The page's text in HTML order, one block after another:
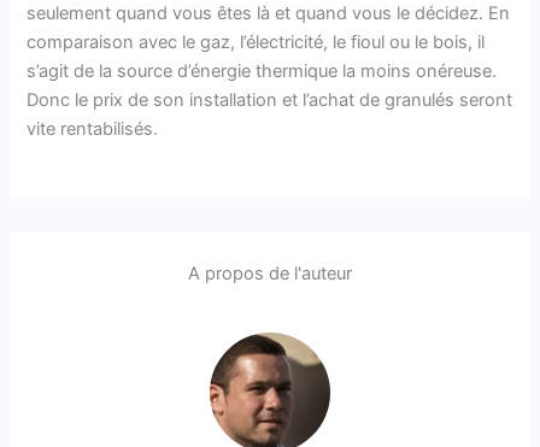
seulement quand vous êtes là et quand vous le décidez. En
comparaison avec le gaz, l’électricité, le fioul ou le bois, il
s’agit de la source d’énergie thermique la moins onéreuse.
Donc le prix de son installation et l’achat de granulés seront
vite rentabilisés.
A propos de l'auteur